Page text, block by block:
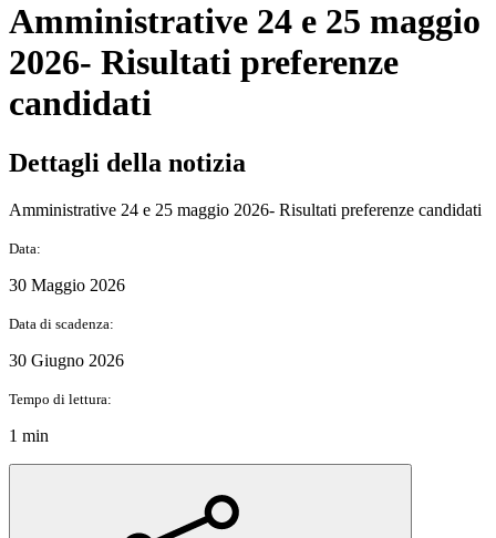
Amministrative 24 e 25 maggio
2026- Risultati preferenze
candidati
Dettagli della notizia
Amministrative 24 e 25 maggio 2026- Risultati preferenze candidati
Data:
30 Maggio 2026
Data di scadenza:
30 Giugno 2026
Tempo di lettura:
1 min